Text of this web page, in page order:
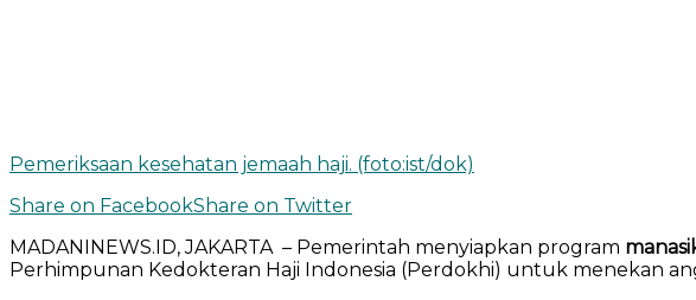
Pemeriksaan kesehatan jemaah haji. (foto:ist/dok)
Share on FacebookShare on Twitter
MADANINEWS.ID, JAKARTA – Pemerintah menyiapkan program
Perhimpunan Kedokteran Haji Indonesia (Perdokhi) untuk menekan